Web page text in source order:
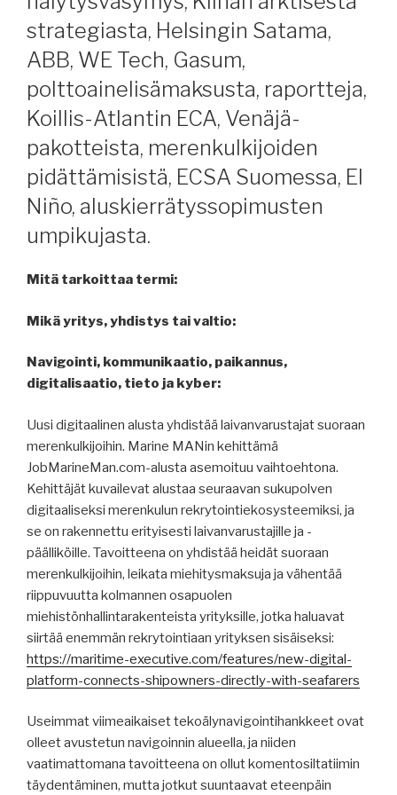
strategiasta, Helsingin Satama,
ABB, WE Tech, Gasum,
polttoainelisämaksusta, raportteja,
Koillis-Atlantin ECA, Venäjä-
pakotteista, merenkulkijoiden
pidättämisistä, ECSA Suomessa, El
Niño, aluskierrätyssopimusten
umpikujasta.
Mitä tarkoittaa termi:
Mikä yritys, yhdistys tai valtio:
Navigointi, kommunikaatio, paikannus,
digitalisaatio, tieto ja kyber:
Uusi digitaalinen alusta yhdistää laivanvarustajat suoraan
merenkulkijoihin. Marine MANin kehittämä
JobMarineMan.com-alusta asemoituu vaihtoehtona.
Kehittäjät kuvailevat alustaa seuraavan sukupolven
digitaaliseksi merenkulun rekrytointiekosysteemiksi, ja
se on rakennettu erityisesti laivanvarustajille ja -
päälliköille. Tavoitteena on yhdistää heidät suoraan
merenkulkijoihin, leikata miehitysmaksuja ja vähentää
riippuvuutta kolmannen osapuolen
miehistönhallintarakenteista yrityksille, jotka haluavat
siirtää enemmän rekrytointiaan yrityksen sisäiseksi:
https://maritime-executive.com/features/new-digital-
platform-connects-shipowners-directly-with-seafarers
Useimmat viimeaikaiset tekoälynavigointihankkeet ovat
olleet avustetun navigoinnin alueella, ja niiden
vaatimattomana tavoitteena on ollut komentosiltatiimin
täydentäminen, mutta jotkut suuntaavat eteenpäin